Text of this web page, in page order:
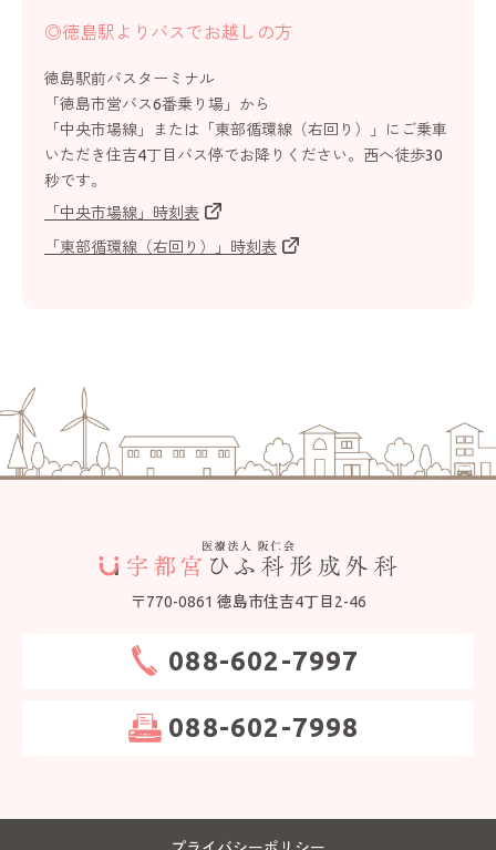
◎徳島駅よりバスでお越しの方
徳島駅前バスターミナル
「徳島市営バス6番乗り場」から
「中央市場線」または「東部循環線（右回り）」にご乗車
いただき住吉4丁目バス停でお降りください。 西へ徒歩30
秒です。
「中央市場線」時刻表
「東部循環線（右回り）」時刻表
〒770-0861 徳島市住吉4丁目2-46
088-602-7997
088-602-7998